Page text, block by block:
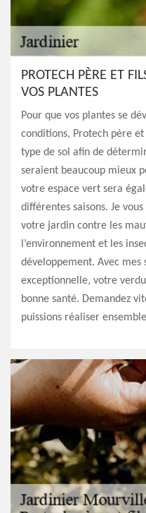
PROTECH PÈRE ET
VOS PLANTES
Pour que vos plantes se
conditions, Protech père
type de sol afin de
seraient beaucoup mieux
votre espace vert sera
différentes saisons. Je
votre jardin contre les
l’environnement et les
développement. Avec mes
exceptionnelle, votre
bonne santé. Demandez
puissions réaliser